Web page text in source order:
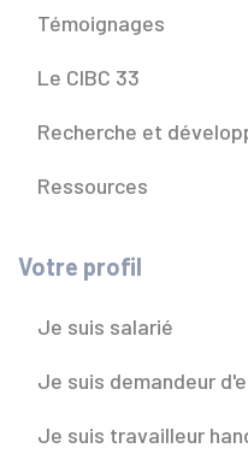
Témoignages
Le CIBC 33
Recherche et
Ressources
Votre profil
Je suis salarié
Je suis demandeur
Je suis travailleur